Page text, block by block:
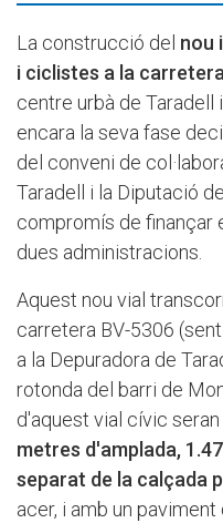
La construcció del nou
i ciclistes a la
centre urbà de Taradell
encara la seva fase
del conveni de
Taradell i la Diputació
compromís de
dues administracions.
Aquest nou vial
carretera BV-5306
a la Depuradora de
rotonda del barri de
d'aquest vial cívic seran
metres d'amplada,
separat de la calçada
acer, i amb un